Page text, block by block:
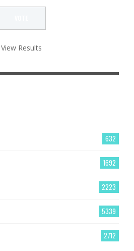
View Results
632
1692
2223
5339
2712